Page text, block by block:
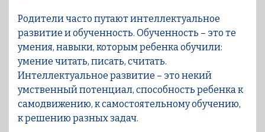
Родители часто путают интеллектуальное
развитие и обученность. Обученность – это те
умения, навыки, которым ребенка обучили:
умение читать, писать, считать.
Интеллектуальное развитие – это некий
умственный потенциал, способность ребенка к
самодвижению, к самостоятельному обучению,
к решению разных задач.